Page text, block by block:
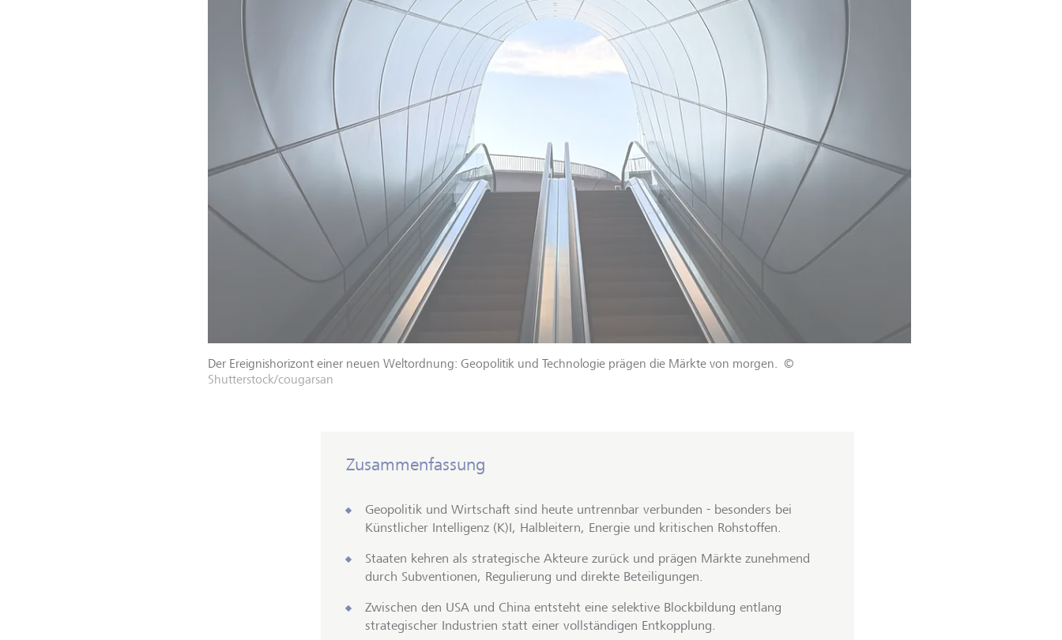
Der Ereignishorizont einer neuen Weltordnung: Geopolitik und Technologie prägen die Märkte von morgen.
©
Shutterstock/cougarsan
Zusammenfassung
Geopolitik und Wirtschaft sind heute untrennbar verbunden - besonders bei
Künstlicher Intelligenz (K)I, Halbleitern, Energie und kritischen Rohstoffen.
Staaten kehren als strategische Akteure zurück und prägen Märkte zunehmend
durch Subventionen, Regulierung und direkte Beteiligungen.
Zwischen den USA und China entsteht eine selektive Blockbildung entlang
strategischer Industrien statt einer vollständigen Entkopplung.